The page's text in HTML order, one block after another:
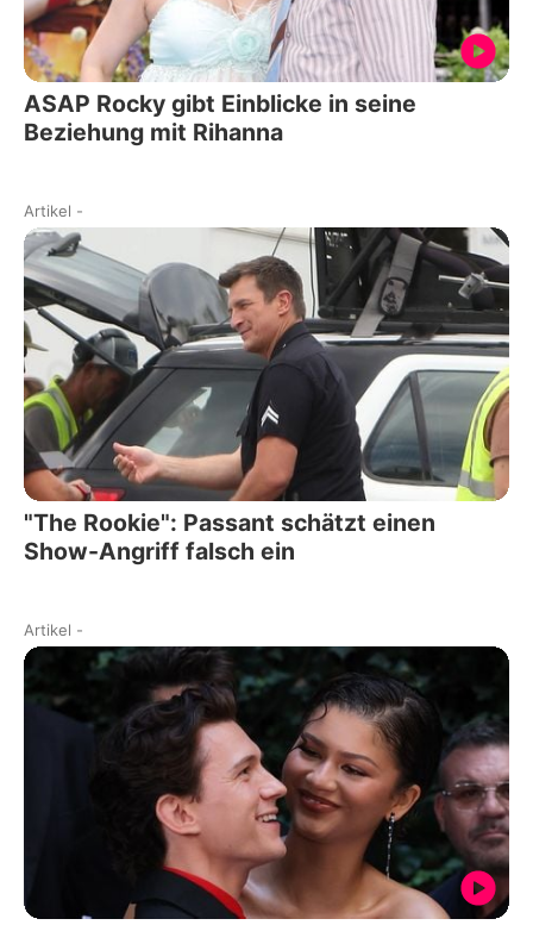
ASAP Rocky gibt Einblicke in seine
Beziehung mit Rihanna
Artikel -
"The Rookie": Passant schätzt einen
Show-Angriff falsch ein
Artikel -